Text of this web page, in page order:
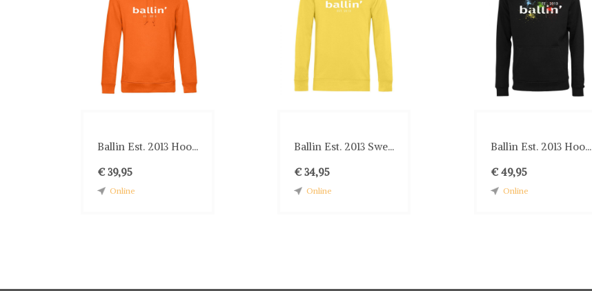
Ballin Est. 2013 Hoo...
€ 39,95
Online
Ballin Est. 2013 Swe...
€ 34,95
Online
Ballin Est. 2013 Hoo...
€ 49,95
Online